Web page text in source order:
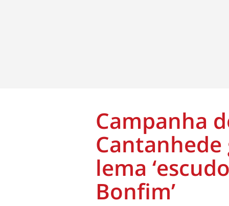
Campanha
lema
Bonfim’